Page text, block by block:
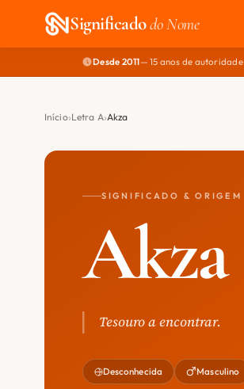
Significadodo Nome
Desde 2011— 15 anos de autoridade
Início Letra A Akza
SIGNIFICADO & ORIGEM
Akza
Tesouro a encontrar.
Desconhecida Masculino